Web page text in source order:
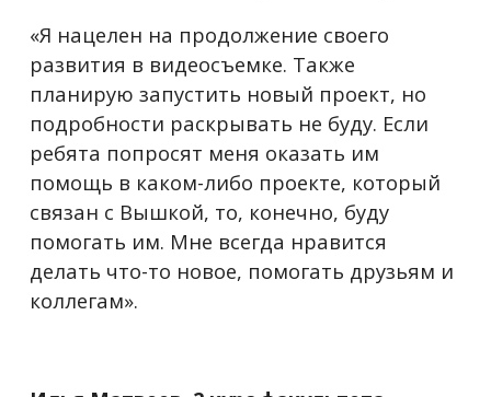
«Я нацелен на продолжение своего
развития в видеосъемке. Также
планирую запустить новый проект, но
подробности раскрывать не буду. Если
ребята попросят меня оказать им
помощь в каком-либо проекте, который
связан с Вышкой, то, конечно, буду
помогать им. Мне всегда нравится
делать что-то новое, помогать друзьям и
коллегам».